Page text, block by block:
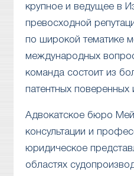
крупное и ведущее в
превосходной
по широкой тематике
международных
команда состоит из
патентных поверенных
Адвокатское бюро
консультации и
юридическое
областях